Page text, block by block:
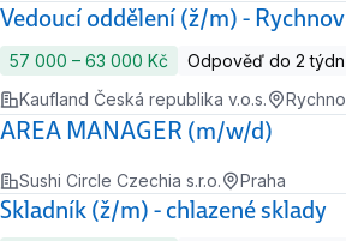
Vedoucí oddělení (ž/m) -
57 000 ‍–‍ 63 000 Kč
Odpověď do 2
Kaufland Česká republika v.o.s.
AREA MANAGER (m/w/d)
Sushi Circle Czechia s.r.o. Praha
Skladník (ž/m) - chlazené sklady